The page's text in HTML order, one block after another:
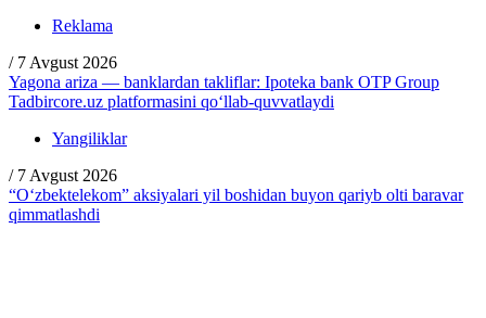
Reklama
/ 7 Avgust 2026
Yagona ariza — banklardan takliflar: Ipoteka bank OTP Group
Tadbircore.uz platformasini qo‘llab-quvvatlaydi
Yangiliklar
/ 7 Avgust 2026
“O‘zbektelekom” aksiyalari yil boshidan buyon qariyb olti baravar
qimmatlashdi